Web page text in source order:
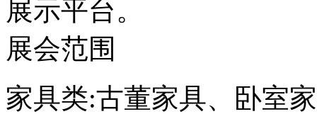
展示平台。
展会范围
家具类:古董家具、卧室